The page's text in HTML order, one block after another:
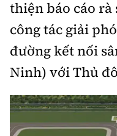
Đăng kiểm
Đường sắt tốc độ cao
Đường thủy
Hàng hải
Đường sắt đô thị
Bảo hiểm
Doanh nghiệp
Điều tra
Pháp đình
Hỏi - Đáp
ATGT địa phương
Văn hóa giao thông
Lái xe an toàn
Chung tay vì ATGT
Giáo dục
Y tế
Lao động - Công đoàn
Văn hóa - Giải Trí
Văn hóa
Showbiz
Điện ảnh
Thể thao
Bóng đá
Bình luận
Công nghệ
thiện báo cáo
công tác giải
đường kết nối
Ninh) với Thủ